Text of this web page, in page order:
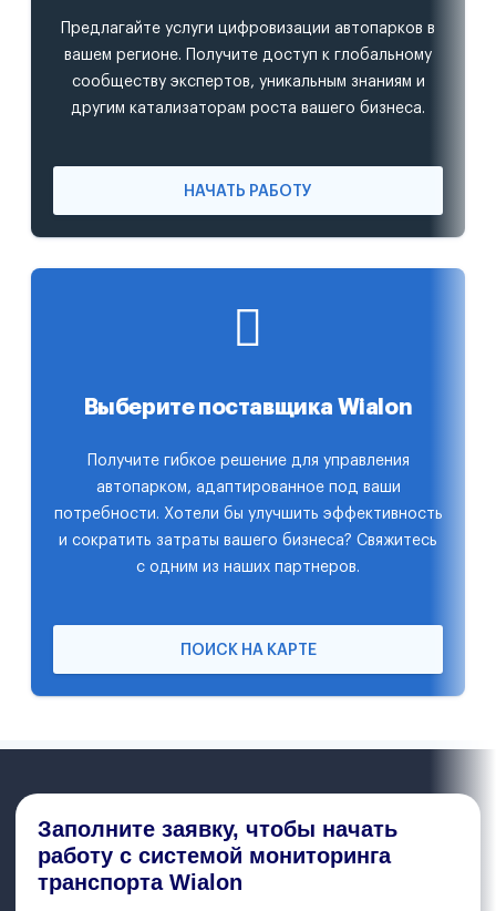
Предлагайте услуги цифровизации автопарков в
вашем регионе. Получите доступ к глобальному
сообществу экспертов, уникальным знаниям и
другим катализаторам роста вашего бизнеса.
НАЧАТЬ РАБОТУ
Выберите поставщика Wialon
Получите гибкое решение для управления
автопарком, адаптированное под ваши
потребности. Хотели бы улучшить эффективность
и сократить затраты вашего бизнеса? Свяжитесь
с одним из наших партнеров.
ПОИСК НА КАРТЕ